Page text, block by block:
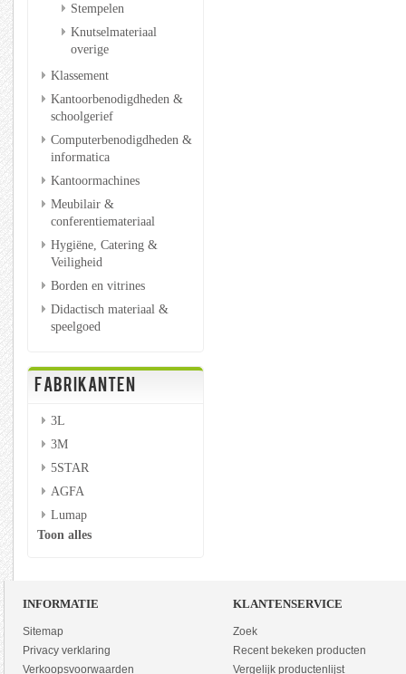
Stempelen
Knutselmateriaal
overige
Klassement
Kantoorbenodigdheden &
schoolgerief
Computerbenodigdheden &
informatica
Kantoormachines
Meubilair &
conferentiemateriaal
Hygiëne, Catering &
Veiligheid
Borden en vitrines
Didactisch materiaal &
speelgoed
FABRIKANTEN
3L
3M
5STAR
AGFA
Lumap
Toon alles
INFORMATIE
Sitemap
Privacy verklaring
Verkoopsvoorwaarden
KLANTENSERVICE
Zoek
Recent bekeken producten
Vergelijk productenlijst